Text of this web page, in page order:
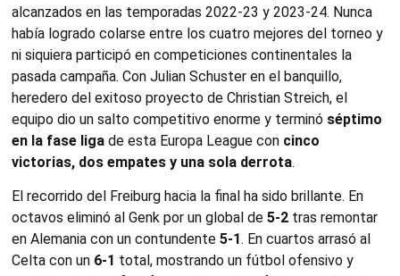
alcanzados en las temporadas 2022-23 y 2023-24. Nunca
había logrado colarse entre los cuatro mejores del torneo y
ni siquiera participó en competiciones continentales la
pasada campaña. Con Julian Schuster en el banquillo,
heredero del exitoso proyecto de Christian Streich, el
equipo dio un salto competitivo enorme y terminó séptimo
en la fase liga de esta Europa League con cinco
victorias, dos empates y una sola derrota.
El recorrido del Freiburg hacia la final ha sido brillante. En
octavos eliminó al Genk por un global de 5-2 tras remontar
en Alemania con un contundente 5-1. En cuartos arrasó al
Celta con un 6-1 total, mostrando un fútbol ofensivo y